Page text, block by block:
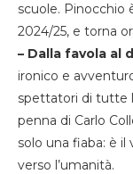
scuole. Pinocchio
2024/25, e torna
– Dalla favola al
ironico e
spettatori di tutte
penna di Carlo
solo una fiaba: è
verso l’umanità.